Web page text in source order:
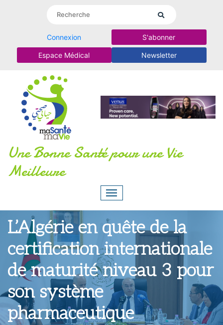
Connexion S'abonner
Espace Médical Newsletter
Une Bonne Santé pour une Vie
Meilleure
L’Algérie en quête de la
certification internationale
de maturité niveau 3 pour
son système
pharmaceutique